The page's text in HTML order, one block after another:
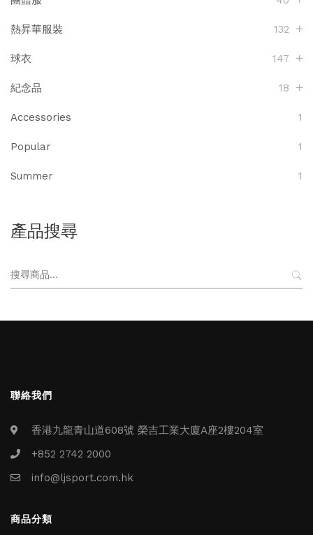
熱昇華服裝 132
球衣 147
紀念品 18
Accessories 1
Popular 1
Summer 1
產品搜尋
搜
尋
聯絡我們
香港九龍青山道608號 榮吉工業大廈A座2樓204室
+852 2742 2000
info@ljsport.com.hk
商品分類